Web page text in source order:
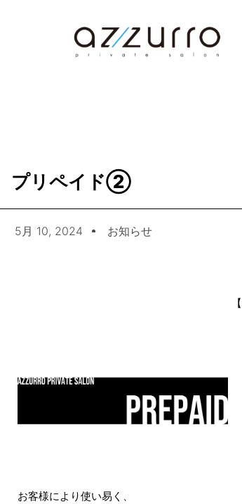
プリペイド②
5月 10, 2024 お知らせ
【
お客様により使い易く、